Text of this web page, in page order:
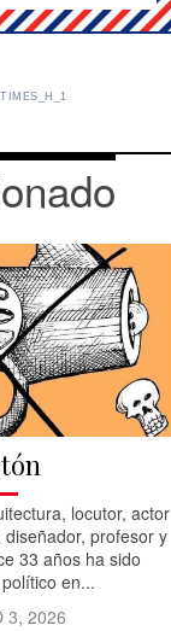
locutor, actor
profesor y
33 años ha sido
en...
3, 2026